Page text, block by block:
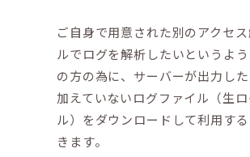
ご自身で用意された別のアクセ
ルでログを解析したいというよ
の方の為に、サーバーが出力し
加えていないログファイル（生
ル）をダウンロードして利用す
きます。